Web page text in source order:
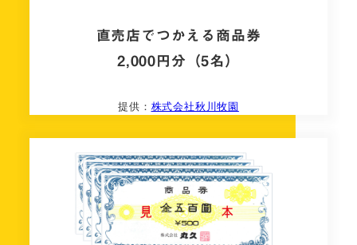
直売店でつかえる商品券
2,000円分（5名）
提供： 株式会社秋川牧園